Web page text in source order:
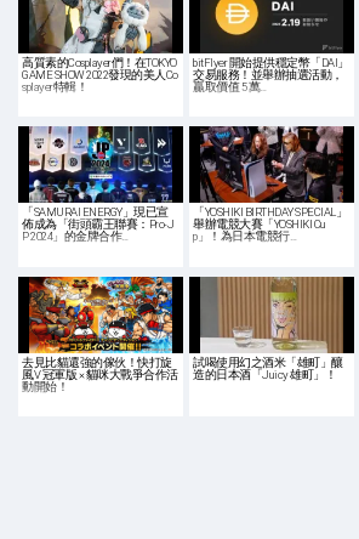
高質素的Cosplayer們！在TOKYO
GAME SHOW 2022發現的美人Co
splayer特輯！
bitFlyer 開始提供穩定幣「DAI」
交易服務！並舉辦抽選活動，
贏取價值 5 萬…
「SAMURAI ENERGY」現已宣
佈成為「街頭霸王聯賽：Pro-J
P 2024」的金牌合作…
「YOSHIKI BIRTHDAY SPECIAL」
舉辦電競大賽「YOSHIKI Cu
p」！為日本電競行…
去見比貓還強的傢伙！快打旋
風V 冠軍版 × 貓咪大戰爭合作活
動開始！
試喝使用幻之酒米「雄町」釀
造的日本酒「Juicy 雄町」！